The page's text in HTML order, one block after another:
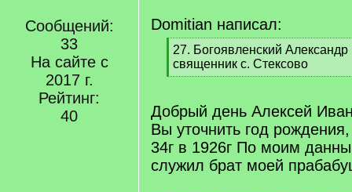
Сообщений:
33
На сайте с
2017 г.
Рейтинг:
40
Domitian написал:
[
q
]
27. Богоявленский Александр
священник с. Стексово
[
q
]
Добрый день Алексей
Вы уточнить год
34г в 1926г По моим
служил брат моей